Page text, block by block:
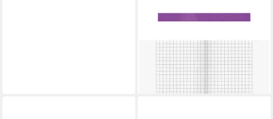
BRUNNEN
Lineatur 10, A5, 16 Blatt, aus
nachwachsenden Rohstoffen
ab 0,89 €
lieferbar - in 2-3 Werktagen bei dir